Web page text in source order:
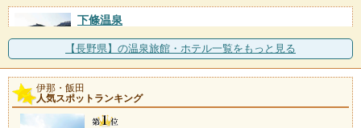
下條温泉
伊那谷と天竜川を望む山里に湧く温泉。「下條温泉静
かなお宿加賀美」には赤
天竜水神温泉
施設数：1軒
【長野県】の温泉旅館・ホテル一覧をもっと見る
伊那・飯田
人気スポットランキング